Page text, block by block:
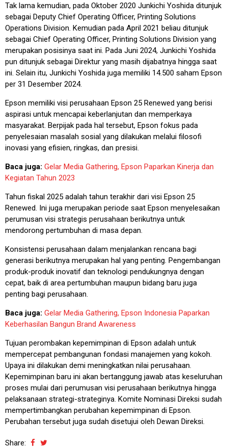
Tak lama kemudian, pada Oktober 2020 Junkichi Yoshida ditunjuk
sebagai Deputy Chief Operating Officer, Printing Solutions
Operations Division. Kemudian pada April 2021 beliau ditunjuk
sebagai Chief Operating Officer, Printing Solutions Division yang
merupakan posisinya saat ini. Pada Juni 2024, Junkichi Yoshida
pun ditunjuk sebagai Direktur yang masih dijabatnya hingga saat
ini. Selain itu, Junkichi Yoshida juga memiliki 14.500 saham Epson
per 31 Desember 2024.
Epson memiliki visi perusahaan Epson 25 Renewed yang berisi
aspirasi untuk mencapai keberlanjutan dan memperkaya
masyarakat. Berpijak pada hal tersebut, Epson fokus pada
penyelesaian masalah sosial yang dilakukan melalui filosofi
inovasi yang efisien, ringkas, dan presisi.
Baca juga: Gelar Media Gathering, Epson Paparkan Kinerja dan
Kegiatan Tahun 2023
Tahun fiskal 2025 adalah tahun terakhir dari visi Epson 25
Renewed. Ini juga merupakan periode saat Epson menyelesaikan
perumusan visi strategis perusahaan berikutnya untuk
mendorong pertumbuhan di masa depan.
Konsistensi perusahaan dalam menjalankan rencana bagi
generasi berikutnya merupakan hal yang penting. Pengembangan
produk-produk inovatif dan teknologi pendukungnya dengan
cepat, baik di area pertumbuhan maupun bidang baru juga
penting bagi perusahaan.
Baca juga: Gelar Media Gathering, Epson Indonesia Paparkan
Keberhasilan Bangun Brand Awareness
Tujuan perombakan kepemimpinan di Epson adalah untuk
mempercepat pembangunan fondasi manajemen yang kokoh.
Upaya ini dilakukan demi meningkatkan nilai perusahaan.
Kepemimpinan baru ini akan bertanggung jawab atas keseluruhan
proses mulai dari perumusan visi perusahaan berikutnya hingga
pelaksanaan strategi-strateginya. Komite Nominasi Direksi sudah
mempertimbangkan perubahan kepemimpinan di Epson.
Perubahan tersebut juga sudah disetujui oleh Dewan Direksi.
Share: